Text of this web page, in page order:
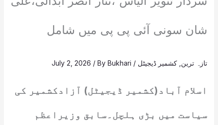
شان سونی آئی پی پی میں شامل
تازہ ترین کشمیر ڈیجیٹل /
July 2, 2026 / ByBukhari
اسلام آباد(کشمیر ڈیجیٹل) آزادکشمیر کی
سیاست میں بڑی ہلچل۔سابق وزیراعظم